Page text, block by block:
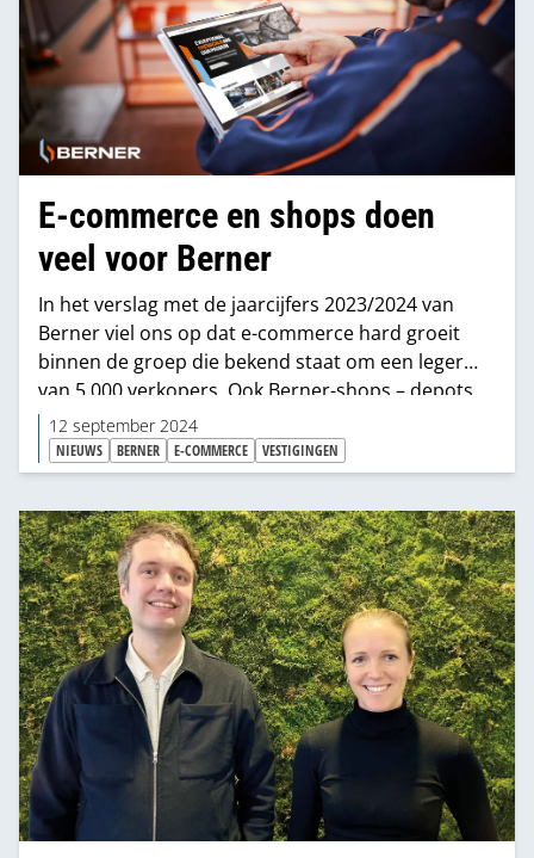
E-commerce en shops doen
veel voor Berner
In het verslag met de jaarcijfers 2023/2024 van
Berner viel ons op dat e-commerce hard groeit
binnen de groep die bekend staat om een leger
van 5.000 verkopers. Ook Berner-shops – depots
noemt Berner ze – scoren goed met same-day-
delivery en click & collect.
12 september 2024
NIEUWS BERNER E-COMMERCE VESTIGINGEN